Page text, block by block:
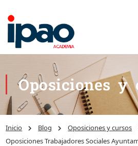
Oposiciones y
Inicio Blog
Oposiciones y cursos
Oposiciones Trabajadores Sociales